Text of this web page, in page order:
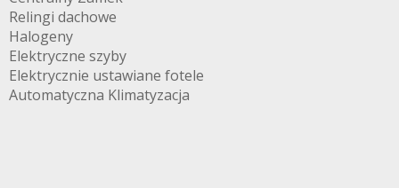
Relingi dachowe
Halogeny
Elektryczne szyby
Elektrycznie ustawiane fotele
Automatyczna Klimatyzacja